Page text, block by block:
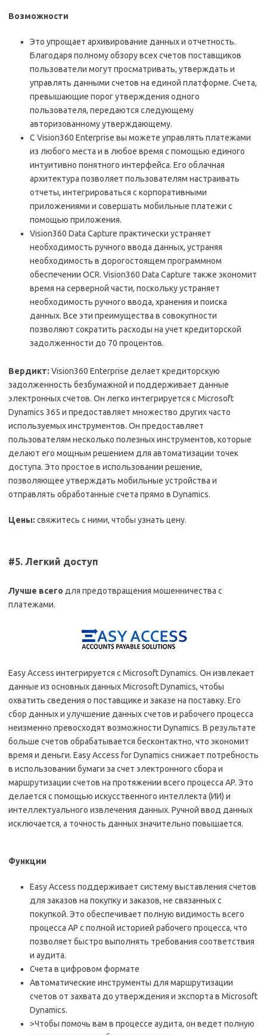
Возможности
Это упрощает архивирование данных и отчетность.
Благодаря полному обзору всех счетов поставщиков
пользователи могут просматривать, утверждать и
управлять данными счетов на единой платформе. Счета,
превышающие порог утверждения одного
пользователя, передаются следующему
авторизованному утверждающему.
С Vision360 Enterprise вы можете управлять платежами
из любого места и в любое время с помощью единого
интуитивно понятного интерфейса. Его облачная
архитектура позволяет пользователям настраивать
отчеты, интегрироваться с корпоративными
приложениями и совершать мобильные платежи с
помощью приложения.
Vision360 Data Capture практически устраняет
необходимость ручного ввода данных, устраняя
необходимость в дорогостоящем программном
обеспечении OCR. Vision360 Data Capture также экономит
время на серверной части, поскольку устраняет
необходимость ручного ввода, хранения и поиска
данных. Все эти преимущества в совокупности
позволяют сократить расходы на учет кредиторской
задолженности до 70 процентов.
Вердикт: Vision360 Enterprise делает кредиторскую
задолженность безбумажной и поддерживает данные
электронных счетов. Он легко интегрируется с Microsoft
Dynamics 365 и предоставляет множество других часто
используемых инструментов. Он предоставляет
пользователям несколько полезных инструментов, которые
делают его мощным решением для автоматизации точек
доступа. Это простое в использовании решение,
позволяющее утверждать мобильные устройства и
отправлять обработанные счета прямо в Dynamics.
Цены: свяжитесь с ними, чтобы узнать цену.
#5. Легкий доступ
Лучше всего для предотвращения мошенничества с
платежами.
Easy Access интегрируется с Microsoft Dynamics. Он извлекает
данные из основных данных Microsoft Dynamics, чтобы
охватить сведения о поставщике и заказе на поставку. Его
сбор данных и улучшение данных счетов и рабочего процесса
неизменно превосходят возможности Dynamics. В результате
больше счетов обрабатывается бесконтактно, что экономит
время и деньги. Easy Access for Dynamics снижает потребность
в использовании бумаги за счет электронного сбора и
маршрутизации счетов на протяжении всего процесса AP. Это
делается с помощью искусственного интеллекта (ИИ) и
интеллектуального извлечения данных. Ручной ввод данных
исключается, а точность данных значительно повышается.
Функции
Easy Access поддерживает систему выставления счетов
для заказов на покупку и заказов, не связанных с
покупкой. Это обеспечивает полную видимость всего
процесса AP с полной историей рабочего процесса, что
позволяет быстро выполнять требования соответствия
и аудита.
Счета в цифровом формате
Автоматические инструменты для маршрутизации
счетов от захвата до утверждения и экспорта в Microsoft
Dynamics.
>Чтобы помочь вам в процессе аудита, он ведет полную